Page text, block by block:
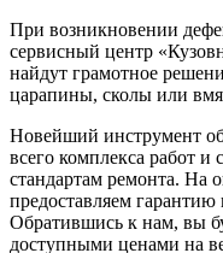
При возникновении
сервисный центр
найдут грамотное
царапины, сколы или
Новейший инструмент
всего комплекса работ
стандартам ремонта. На
предоставляем
Обратившись к нам, вы
доступными ценами на